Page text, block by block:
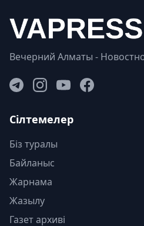
Вечерний Алматы -
Сілтемелер
Біз туралы
Байланыс
Жарнама
Жазылу
Газет архиві